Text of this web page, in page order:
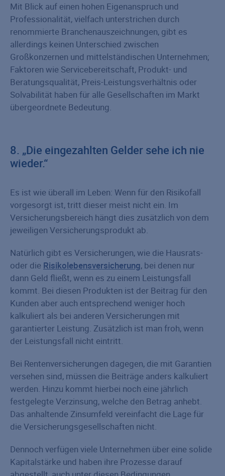
Mit Blick auf einen hohen Eigenanspruch und
Professionalität, vielfach unterstrichen durch
renommierte Branchenauszeichnungen, gibt es
allerdings keinen Unterschied zwischen
Großkonzernen und mittelständischen Unternehmen;
Faktoren wie Servicebereitschaft, Produkt- und
Beratungsqualität, Preis-Leistungsverhältnis oder
Solvabilität haben für alle Gesellschaften im Markt
übergeordnete Bedeutung.
8. „Die eingezahlten Gelder sehe ich nie
wieder.“
Es ist wie überall im Leben: Wenn für den Risikofall
vorgesorgt ist, tritt dieser meist nicht ein. Im
Versicherungsbereich hängt dies zusätzlich von dem
jeweiligen Versicherungsprodukt ab.
Natürlich gibt es Versicherungen, wie die Hausrats-
oder die Risikolebensversicherung, bei denen nur
dann Geld fließt, wenn es zu einem Leistungsfall
kommt. Bei diesen Produkten ist der Beitrag für den
Kunden aber auch entsprechend weniger hoch
kalkuliert als bei anderen Versicherungen mit
garantierter Leistung. Zusätzlich ist man froh, wenn
der Leistungsfall nicht eintritt.
Bei Rentenversicherungen dagegen, die mit Garantien
versehen sind, müssen die Beiträge anders kalkuliert
werden. Hinzu kommt hierbei noch eine jährlich
festgelegte Verzinsung, welche den Betrag anhebt.
Das anhaltende Zinsumfeld vereinfacht die Lage für
die Versicherungsgesellschaften nicht.
Dennoch verfügen viele Unternehmen über eine solide
Kapitalstärke und haben ihre Prozesse darauf